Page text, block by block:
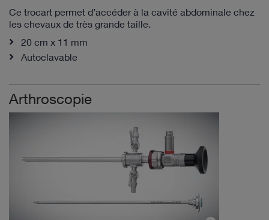
Ce trocart permet d’accéder à la cavité abdominale chez
les chevaux de très grande taille.
20 cm x 11 mm
Autoclavable
Arthroscopie